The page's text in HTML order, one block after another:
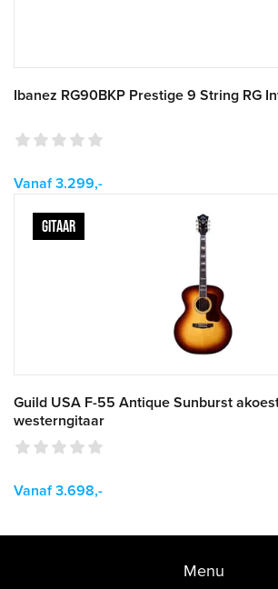
Ibanez RG90BKP Prestige 9 String RG
Vanaf 3.299,-
GITAAR
Guild USA F-55 Antique Sunburst
westerngitaar
Vanaf 3.698,-
Menu